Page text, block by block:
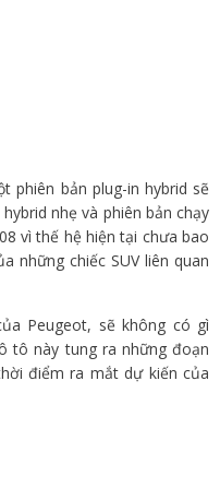
phiên bản plug-in hybrid sẽ
nhẹ và phiên bản chạy
vì thế hệ hiện tại chưa bao
những chiếc SUV liên quan
Peugeot, sẽ không có gì
tô này tung ra những đoạn
điểm ra mắt dự kiến ​​của